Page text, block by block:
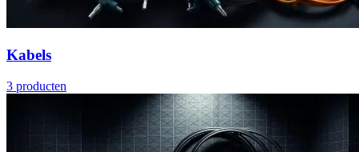
Kabels
3 producten